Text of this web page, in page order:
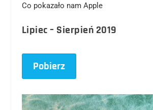
Co pokazało nam Apple
Lipiec – Sierpień 2019
Pobierz